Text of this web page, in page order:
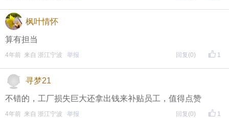
枫叶情怀
算有担当
1
4年前 来自 浙江宁波 举报 回复 (0)
寻梦21
不错的，工厂损失巨大还拿出钱来补贴员工，值得点赞
1
4年前 来自 浙江宁波 举报 回复 (0)